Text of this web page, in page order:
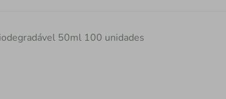
50ml 100 unidades